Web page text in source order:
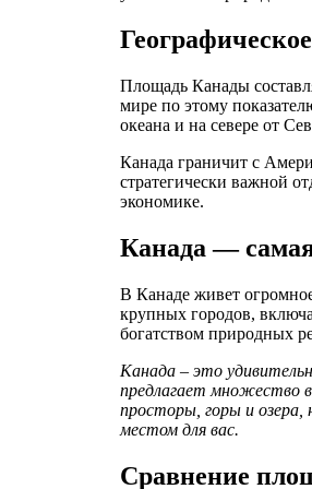
Площадь Канады
мире по этому
океана и на севере от
Канада граничит с
стратегически важной
экономике.
Канада —
В Канаде живет
крупных городов,
богатством природных
Канада – это
предлагает множество
просторы, горы и
местом для вас.
Сравнение